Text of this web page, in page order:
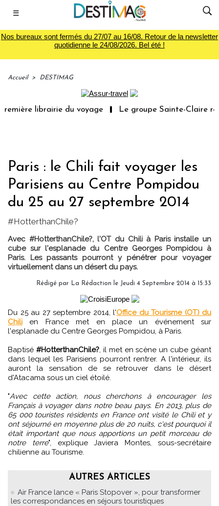
☰
Nos bureaux sont fermés du 27/07 au 16/08. Retour de la newsletter
quotidienne le 24/08/2026. Bel été !
Accueil > DESTIMAG
librairie du voyage Le groupe Sainte-Claire
Paris : le Chili fait voyager les
Parisiens au Centre Pompidou
du 25 au 27 septembre 2014
#HotterthanChile?
Avec #HotterthanChile?, l'OT du Chili à Paris installe un
cube sur l'esplanade du Centre Georges Pompidou à
Paris. Les passants pourront y pénétrer pour voyager
virtuellement dans un désert du pays.
Rédigé par La Rédaction le Jeudi 4 Septembre 2014 à 15:33
Du 25 au 27 septembre 2014, l'Office du Tourisme (OT) du
Chili en France met en place un événement sur
l'esplanade du Centre Georges Pompidou, à Paris.
Baptisé #HotterthanChile?, il met en scène un cube géant
dans lequel les Parisiens pourront rentrer. A l'intérieur, ils
auront la sensation de se retrouver dans le désert
d'Atacama sous un ciel étoilé.
"Avec cette action, nous cherchons à encourager les
Français à voyager dans notre beau pays. En 2013, plus de
65 000 touristes résidents en France ont visité le Chili et y
ont séjourné en moyenne plus de 20 nuits, c'est pourquoi il
était important que nous apportions un petit morceau de
notre terre", explique Javiera Montes, sous-secrétaire
chilienne au Tourisme.
AUTRES ARTICLES
Air France lance « Paris Stopover », pour transformer
les correspondances en séjours touristiques